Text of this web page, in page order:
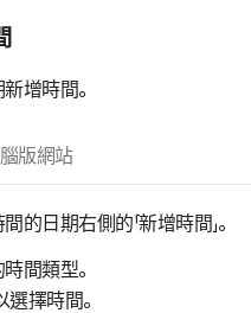
增時間。
版網站
的日期右側的「新增時間」。
間類型。
選擇時間。